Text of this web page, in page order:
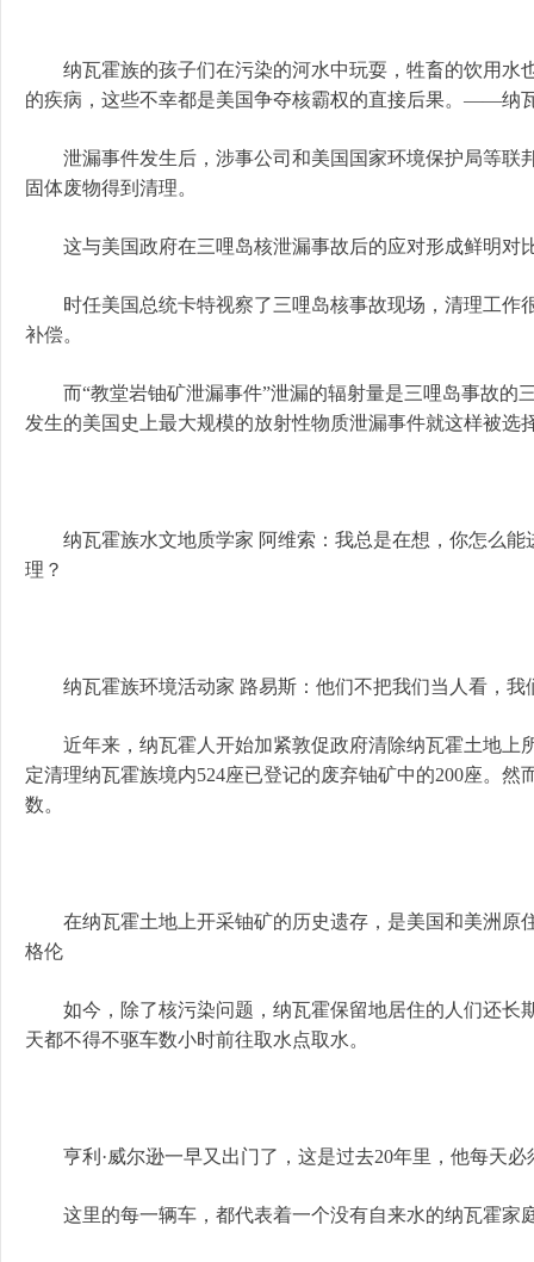
纳瓦霍族的孩子们在污染的河水中玩耍，牲畜的饮用水
的疾病，这些不幸都是美国争夺核霸权的直接后果。——纳
泄漏事件发生后，涉事公司和美国国家环境保护局等联
固体废物得到清理。
这与美国政府在三哩岛核泄漏事故后的应对形成鲜明对
时任美国总统卡特视察了三哩岛核事故现场，清理工作
补偿。
而“教堂岩铀矿泄漏事件”泄漏的辐射量是三哩岛事故的
发生的美国史上最大规模的放射性物质泄漏事件就这样被选
纳瓦霍族水文地质学家 阿维索：我总是在想，你怎么能
理？
纳瓦霍族环境活动家 路易斯：他们不把我们当人看，我
近年来，纳瓦霍人开始加紧敦促政府清除纳瓦霍土地上
定清理纳瓦霍族境内524座已登记的废弃铀矿中的200座。
数。
在纳瓦霍土地上开采铀矿的历史遗存，是美国和美洲原
格伦
如今，除了核污染问题，纳瓦霍保留地居住的人们还长
天都不得不驱车数小时前往取水点取水。
亨利·威尔逊一早又出门了，这是过去20年里，他每天必
这里的每一辆车，都代表着一个没有自来水的纳瓦霍家